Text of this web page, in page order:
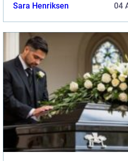
Sara Henriksen 04